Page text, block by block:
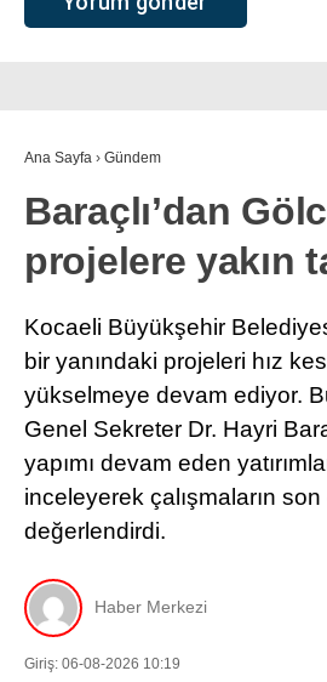
Ana Sayfa › Gündem
Baraçlı’dan
projelere yakın
Kocaeli Büyükşehir
bir yanındaki projeleri hız
yükselmeye devam ediyor.
Genel Sekreter Dr. Hayri
yapımı devam eden
inceleyerek çalışmaların
değerlendirdi.
Haber Merkezi
Giriş: 06-08-2026 10:19